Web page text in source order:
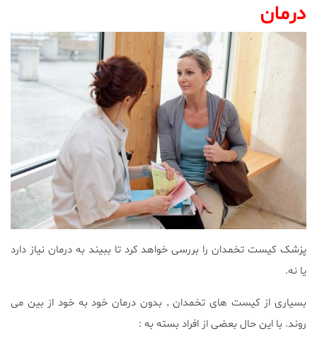
درمان
پزشک کیست تخمدان را بررسی خواهد کرد تا ببیند به درمان نیاز دارد
یا نه.
بسیاری از کیست های تخمدان ٬ بدون درمان خود به خود از بین می
روند. با این حال بعضی از افراد بسته به :